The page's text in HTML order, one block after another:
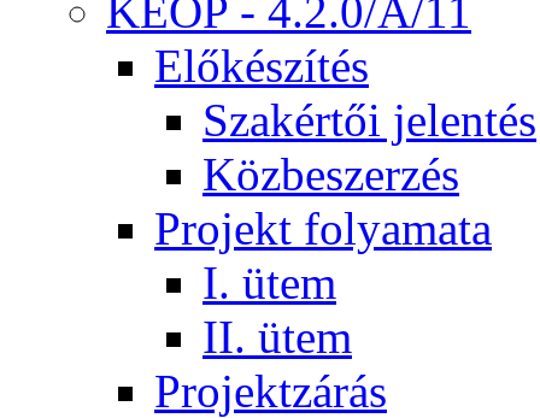
KEOP - 4.2.0/A/11
Előkészítés
Szakértői jelentés
Közbeszerzés
Projekt folyamata
I. ütem
II. ütem
Projektzárás